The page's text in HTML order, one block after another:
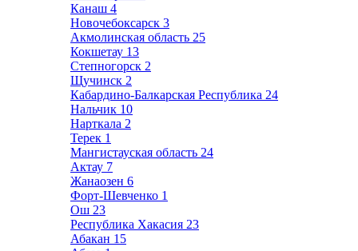
Канаш 4
Новочебоксарск 3
Акмолинская область 25
Кокшетау 13
Степногорск 2
Щучинск 2
Кабардино-Балкарская Республика 24
Нальчик 10
Нарткала 2
Терек 1
Мангистауская область 24
Актау 7
Жанаозен 6
Форт-Шевченко 1
Ош 23
Республика Хакасия 23
Абакан 15